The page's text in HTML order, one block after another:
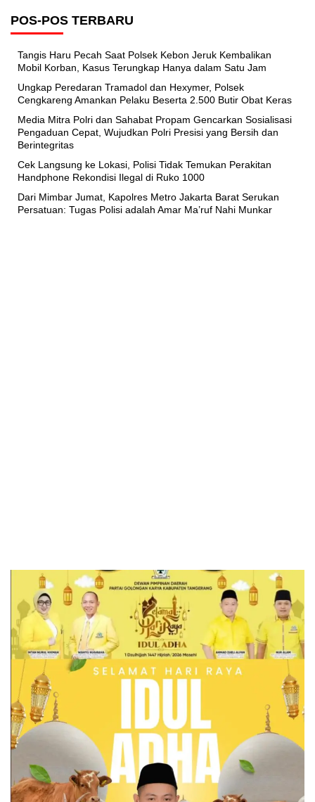
POS-POS TERBARU
Tangis Haru Pecah Saat Polsek Kebon Jeruk Kembalikan
Mobil Korban, Kasus Terungkap Hanya dalam Satu Jam
Ungkap Peredaran Tramadol dan Hexymer, Polsek
Cengkareng Amankan Pelaku Beserta 2.500 Butir Obat Keras
Media Mitra Polri dan Sahabat Propam Gencarkan Sosialisasi
Pengaduan Cepat, Wujudkan Polri Presisi yang Bersih dan
Berintegritas
Cek Langsung ke Lokasi, Polisi Tidak Temukan Perakitan
Handphone Rekondisi Ilegal di Ruko 1000
Dari Mimbar Jumat, Kapolres Metro Jakarta Barat Serukan
Persatuan: Tugas Polisi adalah Amar Ma’ruf Nahi Munkar